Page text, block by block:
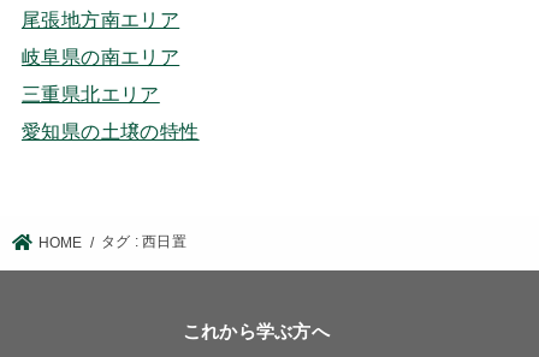
尾張地方南エリア
岐阜県の南エリア
三重県北エリア
愛知県の土壌の特性
HOME タグ : 西日置
これから学ぶ方へ